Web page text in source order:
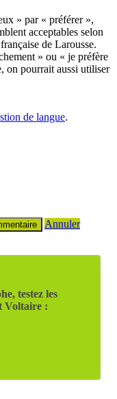
» par « préférer »,
acceptables selon
de Larousse.
» ou « je préfère
on pourrait aussi utiliser
de langue.
Annuler
testez les
Voltaire :